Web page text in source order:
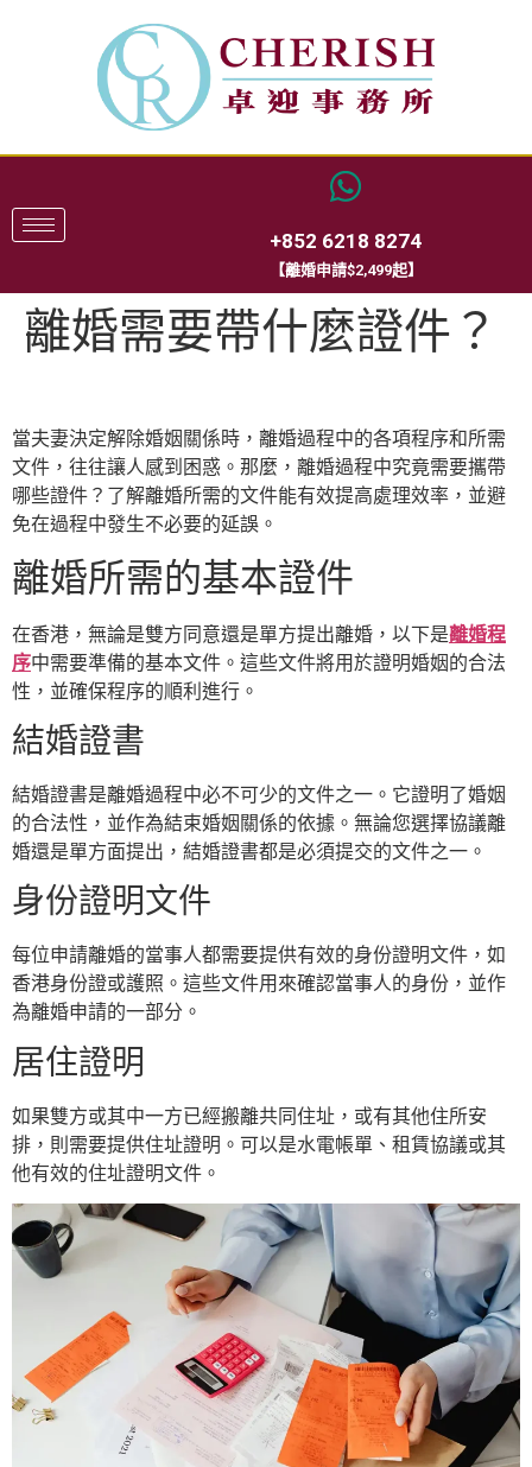
+852 6218 8274
【離婚申請$2,499起】
離婚需要帶什麼證件？
當夫妻決定解除婚姻關係時，離婚過程中的各項程序和所需
文件，往往讓人感到困惑。那麼，離婚過程中究竟需要攜帶
哪些證件？了解離婚所需的文件能有效提高處理效率，並避
免在過程中發生不必要的延誤。
離婚所需的基本證件
在香港，無論是雙方同意還是單方提出離婚，以下是離婚程
序中需要準備的基本文件。這些文件將用於證明婚姻的合法
性，並確保程序的順利進行。
結婚證書
結婚證書是離婚過程中必不可少的文件之一。它證明了婚姻
的合法性，並作為結束婚姻關係的依據。無論您選擇協議離
婚還是單方面提出，結婚證書都是必須提交的文件之一。
身份證明文件
每位申請離婚的當事人都需要提供有效的身份證明文件，如
香港身份證或護照。這些文件用來確認當事人的身份，並作
為離婚申請的一部分。
居住證明
如果雙方或其中一方已經搬離共同住址，或有其他住所安
排，則需要提供住址證明。可以是水電帳單、租賃協議或其
他有效的住址證明文件。